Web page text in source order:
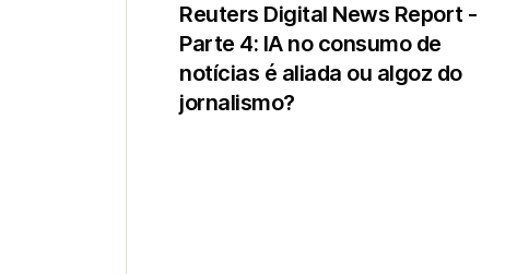
Reuters Digital News Report -
Parte 4: IA no consumo de
notícias é aliada ou algoz do
jornalismo?